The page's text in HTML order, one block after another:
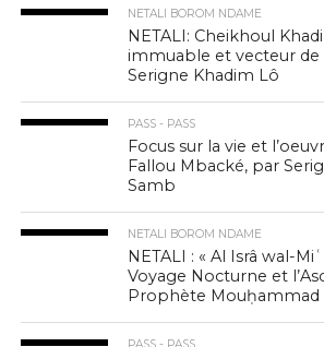
NETALI BOROM NDAME
NETALI: Cheikhoul
immuable et vecteur de
Serigne Khadim Lô
PASS - PASS
Focus sur la vie et
Fallou Mbacké, par
Samb
NETALI BOROM NDAME
NETALI : « Al Isrâ wal-
Voyage Nocturne et
Prophète Mouḥammad